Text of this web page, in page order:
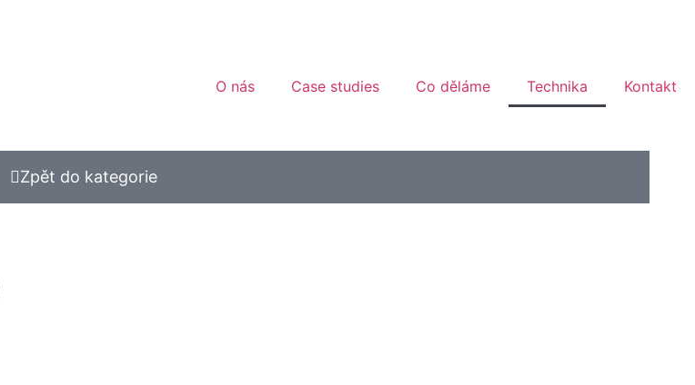
O nás Case studies Co děláme Technika Kontakt
Zpět do kategorie